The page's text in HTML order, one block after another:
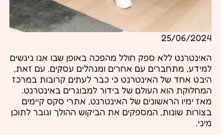
25/06/2024
האינטרנט ללא ספק חולל מהפכה באופן שבו אנו ניגשים
למידע, מתחברים עם אחרים ומנהלים עסקים. עם זאת,
היבט אחד של האינטרנט כי כבר לעתים קרובות במרכז
המחלוקת הוא העולם של בידור למבוגרים באינטרנט.
מאז ימיו הראשונים של האינטרנט, אתרי סקס קיימים
בצורות שונות, המספקים את הביקוש ההולך וגובר לתוכן
מיני.